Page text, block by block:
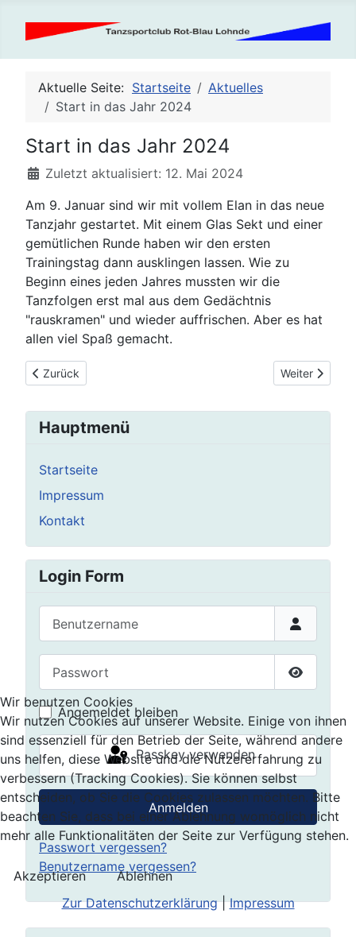
Aktuelle Seite: Startseite
Aktuelles
Start in das Jahr 2024
Start in das Jahr 2024
DetailsZuletzt aktualisiert: 12. Mai 2024
Am 9. Januar sind wir mit vollem Elan in das neue
Tanzjahr gestartet. Mit einem Glas Sekt und einer
gemütlichen Runde haben wir den ersten
Trainingstag dann ausklingen lassen. Wie zu
Beginn eines jeden Jahres mussten wir die
Tanzfolgen erst mal aus dem Gedächtnis
"rauskramen" und wieder auffrischen. Aber es hat
allen viel Spaß gemacht.
Vorheriger Beitrag: Grünkohlschlacht
Zurück Nächster
Weiter
Hauptmenü
Startseite
Impressum
Kontakt
Login Form
Passwort
Angemeldet bleiben
Passkey verwenden
Anmelden
Passwort vergessen?
Benutzername vergessen?
Wir benutzen Cookies
Wir nutzen Cookies auf unserer Website. Einige von ihnen
sind essenziell für den Betrieb der Seite, während andere
uns helfen, diese Website und die Nutzererfahrung zu
verbessern (Tracking Cookies). Sie können selbst
entscheiden, ob Sie die Cookies zulassen möchten. Bitte
beachten Sie, dass bei einer Ablehnung womöglich nicht
mehr alle Funktionalitäten der Seite zur Verfügung stehen.
Akzeptieren
Ablehnen
Zur Datenschutzerklärung|Impressum